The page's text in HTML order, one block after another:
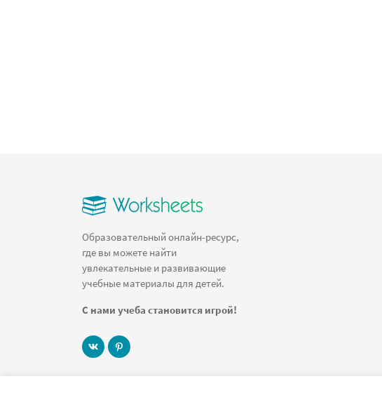
Образовательный онлайн-ресурс,
где вы можете найти
увлекательные и развивающие
учебные материалы для детей.
С нами учеба становится игрой!